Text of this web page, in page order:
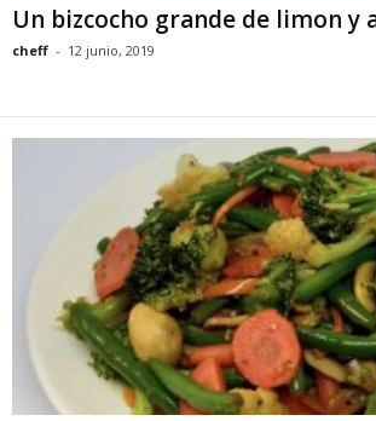
Un bizcocho grande de limon y
cheff - 12 junio, 2019